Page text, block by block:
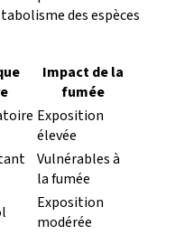
des espèces
Impact de la
fumée
Exposition
élevée
Vulnérables à
la fumée
Exposition
modérée